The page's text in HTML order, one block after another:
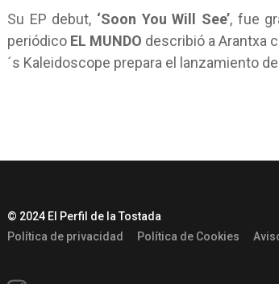
Su EP debut, ‘Soon You Will See’, fue
periódico EL MUNDO describió a Arantxa
´s Kaleidoscope prepara el lanzamiento
© 2024 El Perfil de la Tostada
Política de privacidad
Política de Cookies